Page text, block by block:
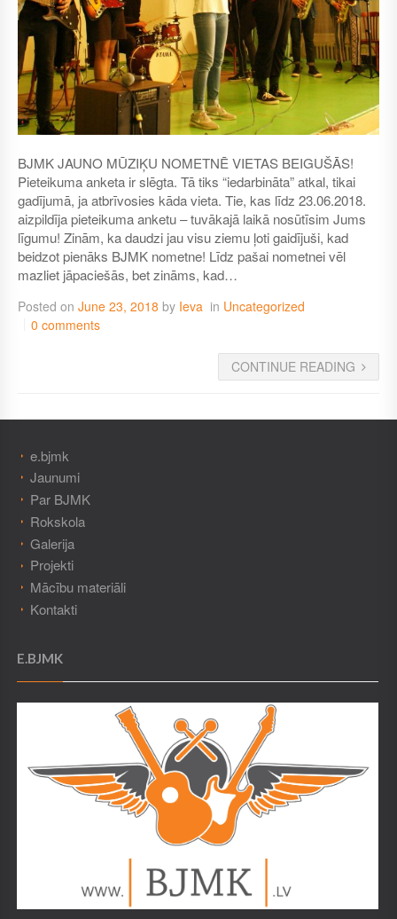
BJMK JAUNO MŪZIĶU NOMETNĒ VIETAS BEIGUŠĀS!
Pieteikuma anketa ir slēgta. Tā tiks “iedarbināta” atkal, tikai
gadījumā, ja atbrīvosies kāda vieta. Tie, kas līdz 23.06.2018.
aizpildīja pieteikuma anketu – tuvākajā laikā nosūtīsim Jums
līgumu! Zinām, ka daudzi jau visu ziemu ļoti gaidījuši, kad
beidzot pienāks BJMK nometne! Līdz pašai nometnei vēl
mazliet jāpaciešās, bet zināms, kad…
Posted on June 23, 2018 by Ieva in Uncategorized
0 comments
CONTINUE READING
e.bjmk
Jaunumi
Par BJMK
Rokskola
Galerija
Projekti
Mācību materiāli
Kontakti
E.BJMK